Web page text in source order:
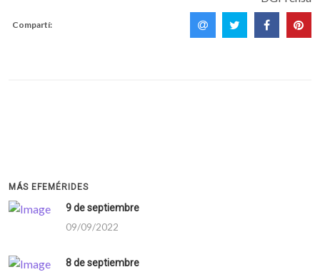
Compartí:
MÁS EFEMÉRIDES
9 de septiembre
09/09/2022
8 de septiembre